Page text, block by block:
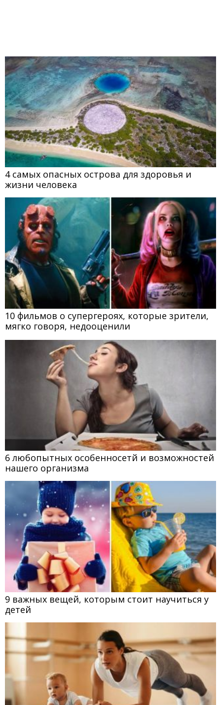
4 самых опасных острова для здоровья и
жизни человека
10 фильмов о супергероях, которые зрители,
мягко говоря, недооценили
6 любопытных особенносетй и возможностей
нашего организма
9 важных вещей, которым стоит научиться у
детей